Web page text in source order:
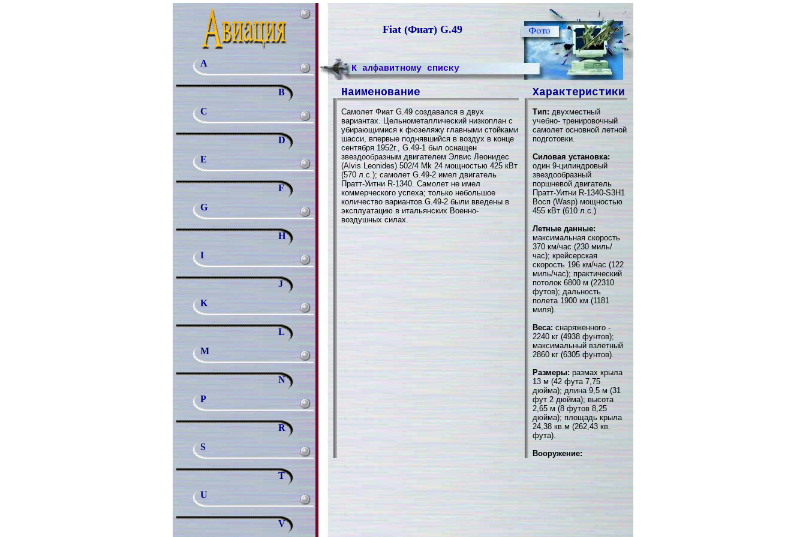
Fiat (Фиат) G.49
A
B
C
D
E
F
G
H
I
J
K
L
M
N
P
R
S
T
U
V
К алфавитному списку
Наименование Характеристики
Самолет Фиат G.49 создавался в двух
вариантах. Цельнометаллический низкоплан с
убирающимися к фюзеляжу главными стойками
шасси, впервые поднявшийся в воздух в конце
сентября 1952г., G.49-1 был оснащен
звездообразным двигателем Элвис Леонидес
(Alvis Leonides) 502/4 Mk 24 мощностью 425 кВт
(570 л.с.); самолет G.49-2 имел двигатель
Пратт-Уитни R-1340. Самолет не имел
коммерческого успеха; только небольшое
количество вариантов G.49-2 были введены в
эксплуатацию в итальянских Военно-
воздушных силах.
Тип: двухместный
учебно- тренировочный
самолет основной летной
подготовки.
Силовая установка:
один 9-цилиндровый
звездообразный
поршневой двигатель
Пратт-Уитни R-1340-S3H1
Восп (Wasp) мощностью
455 кВт (610 л.с.)
Летные данные:
максимальная скорость
370 км/час (230 миль/
час); крейсерская
скорость 196 км/час (122
миль/час); практический
потолок 6800 м (22310
футов); дальность
полета 1900 км (1181
миля).
Веса: снаряженного -
2240 кг (4938 фунтов);
максимальный взлетный
2860 кг (6305 фунтов).
Размеры: размах крыла
13 м (42 фута 7,75
дюйма); длина 9,5 м (31
фут 2 дюйма); высота
2,65 м (8 футов 8,25
дюйма); площадь крыла
24,38 кв.м (262,43 кв.
фута).
Вооружение: